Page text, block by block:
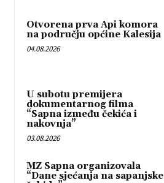
Otvorena prva Api komora
na području općine Kalesija
04.08.2026
U subotu premijera
dokumentarnog filma
“Sapna između čekića i
nakovnja”
03.08.2026
MZ Sapna organizovala
“Dane sjećanja na sapanjske